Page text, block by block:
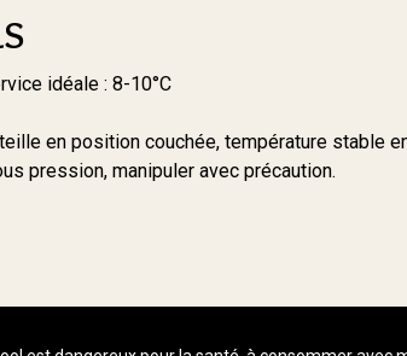
idéale : 8-10°C
en position couchée, température stable
pression, manipuler avec précaution.